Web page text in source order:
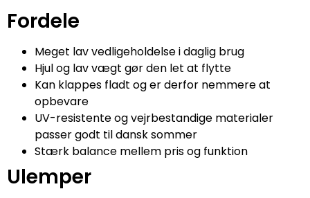
Fordele
Meget lav vedligeholdelse i daglig brug
Hjul og lav vægt gør den let at flytte
Kan klappes fladt og er derfor nemmere at
opbevare
UV-resistente og vejrbestandige materialer
passer godt til dansk sommer
Stærk balance mellem pris og funktion
Ulemper